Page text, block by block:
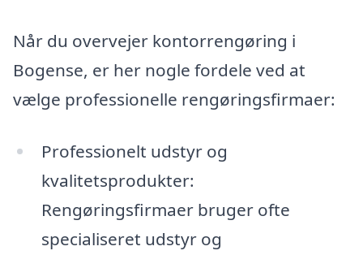
Når du overvejer kontorrengøring i
Bogense, er her nogle fordele ved at
vælge professionelle rengøringsfirmaer:
Professionelt udstyr og
kvalitetsprodukter:
Rengøringsfirmaer bruger ofte
specialiseret udstyr og